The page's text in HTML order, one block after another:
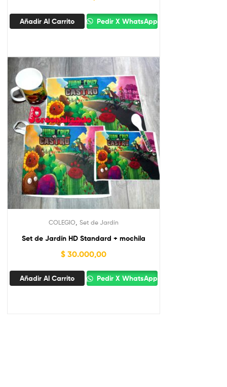
Añadir Al Carrito Pedir X WhatsApp
COLEGIO Set de Jardín
Set de Jardín HD Standard + mochila
$ 30.000,00
Añadir Al Carrito Pedir X WhatsApp